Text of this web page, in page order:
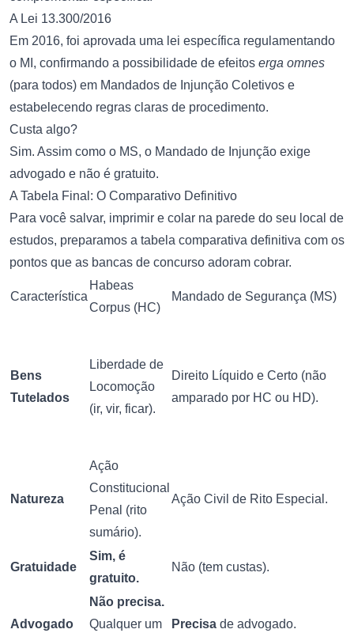
A Lei 13.300/2016
Em 2016, foi aprovada uma lei específica regulamentando
o MI, confirmando a possibilidade de efeitos erga omnes
(para todos) em Mandados de Injunção Coletivos e
estabelecendo regras claras de procedimento.
Custa algo?
Sim. Assim como o MS, o Mandado de Injunção exige
advogado e não é gratuito.
A Tabela Final: O Comparativo Definitivo
Para você salvar, imprimir e colar na parede do seu local de
estudos, preparamos a tabela comparativa definitiva com os
pontos que as bancas de concurso adoram cobrar.
Característica
Habeas
Corpus (HC)
Mandado de Segurança (MS)
Bens
Tutelados
Liberdade de
Locomoção
(ir, vir, ficar).
Direito Líquido e Certo (não
amparado por HC ou HD).
Natureza
Ação
Constitucional
Penal (rito
sumário).
Ação Civil de Rito Especial.
Gratuidade
Sim, é
gratuito.
Não (tem custas).
Advogado
Não precisa.
Qualquer um
Precisa de advogado.